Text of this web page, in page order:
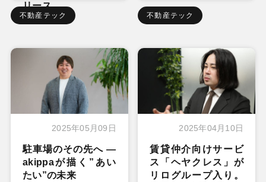
リース
不動産テック 不動産テック
2025年05月09日
駐車場のその先へ ―
akippaが描く”あい
たい”の未来
2025年04月10日
賃貸仲介向けサービ
ス「ヘヤクレス」が
リログループ入り。